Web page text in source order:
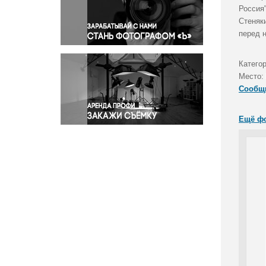
Правосудие
Происшествия и конфликты
Религия
Светская жизнь
Спорт
Экология
Экономика и бизнес
перед
Место:
Ещё